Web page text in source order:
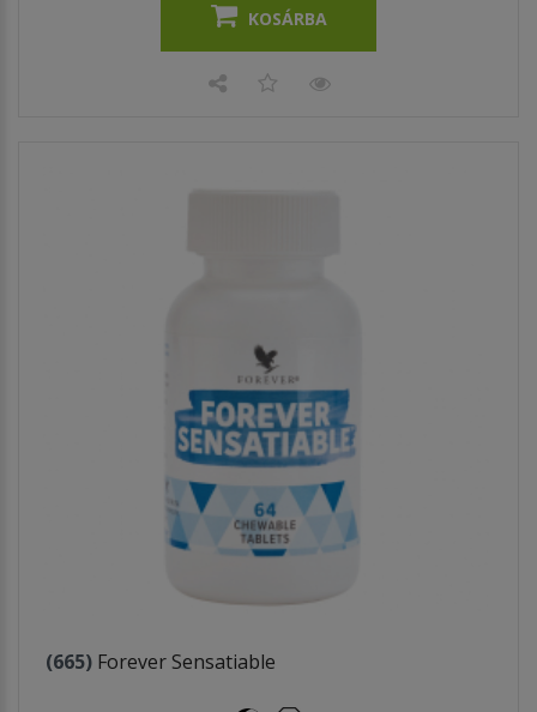
KOSÁRBA
(665) Forever Sensatiable